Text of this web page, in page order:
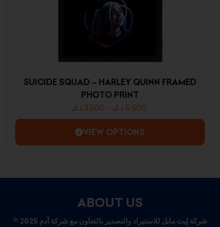
SUICIDE SQUAD – HARLEY QUINN FRAMED
PHOTO PRINT
3.500 د.ك - 5.500 د.ك
VIEW OPTIONS
ABOUT US
© 2025 شركة إيت مايل للاستيراد والتصدير بالتعاون مع شركة آدم